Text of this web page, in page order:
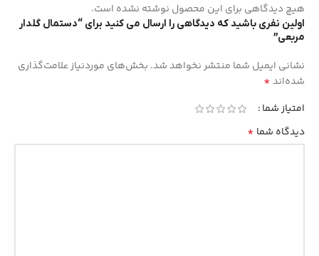
هیچ دیدگاهی برای این محصول نوشته نشده است.
اولین نفری باشید که دیدگاهی را ارسال می کنید برای “دستمال گلدار
مربعی”
نشانی ایمیل شما منتشر نخواهد شد. بخش‌های موردنیاز علامت‌گذاری
شده‌اند*
امتیاز شما
دیدگاه شما *